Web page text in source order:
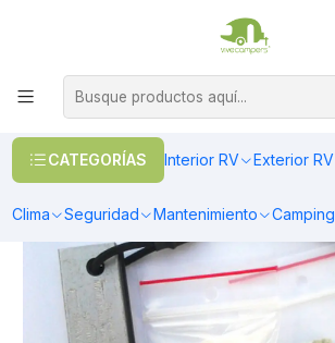
CATEGORÍAS Interior RV Exterior RV
Clima Seguridad Mantenimiento Camping
OFERTAS EN CALEFACCIÓN DIESEL